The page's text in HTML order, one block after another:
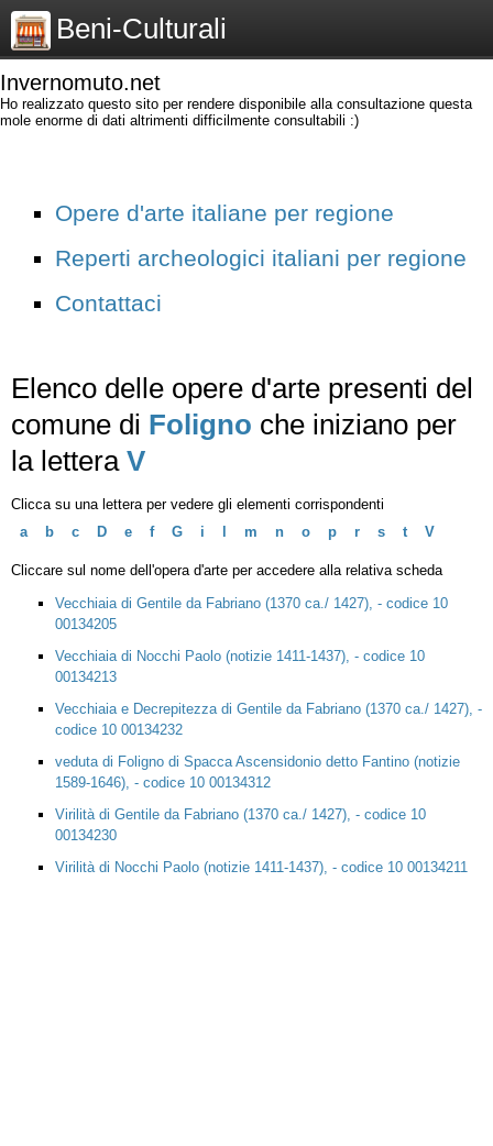
Beni-Culturali
Invernomuto.net
Ho realizzato questo sito per rendere disponibile alla consultazione questa
mole enorme di dati altrimenti difficilmente consultabili :)
Opere d'arte italiane per regione
Reperti archeologici italiani per regione
Contattaci
Elenco delle opere d'arte presenti del
comune di Foligno che iniziano per
la lettera V
Clicca su una lettera per vedere gli elementi corrispondenti
a
b c D e f G i l m n o p r s t V
Cliccare sul nome dell'opera d'arte per accedere alla relativa scheda
Vecchiaia di Gentile da Fabriano (1370 ca./ 1427), - codice 10
00134205
Vecchiaia di Nocchi Paolo (notizie 1411-1437), - codice 10
00134213
Vecchiaia e Decrepitezza di Gentile da Fabriano (1370 ca./ 1427), -
codice 10 00134232
veduta di Foligno di Spacca Ascensidonio detto Fantino (notizie
1589-1646), - codice 10 00134312
Virilità di Gentile da Fabriano (1370 ca./ 1427), - codice 10
00134230
Virilità di Nocchi Paolo (notizie 1411-1437), - codice 10 00134211